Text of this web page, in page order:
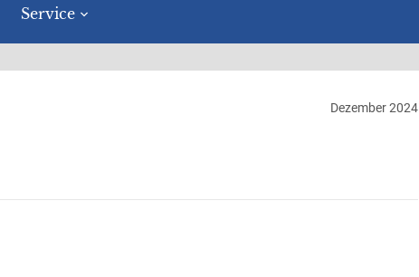
Service
Dezember 2024